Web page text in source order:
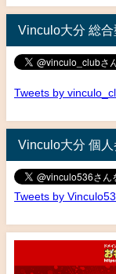
Vinculo大分 総
Tweets by
Vinculo大分 個
Tweets by